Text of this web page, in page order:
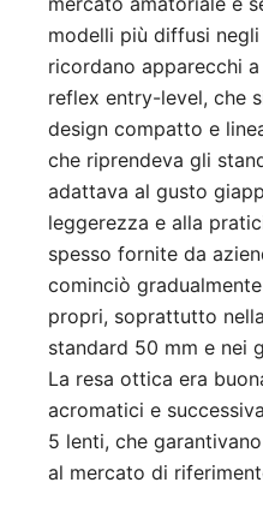
modelli più diffusi negli
ricordano apparecchi a
reflex entry-level, che
design compatto e
che riprendeva gli
adattava al gusto
leggerezza e alla
spesso fornite da
cominciò
propri, soprattutto
standard 50 mm e nei
La resa ottica era
acromatici e
5 lenti, che
al mercato di